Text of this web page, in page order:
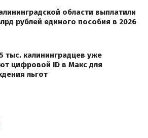
области выплатили
рублей единого пособия в 2026
тыс. калининградцев уже
цифровой ID в Макс для
льгот